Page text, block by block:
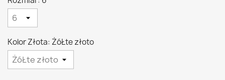
Kolor Złota: ŻóŁte złoto